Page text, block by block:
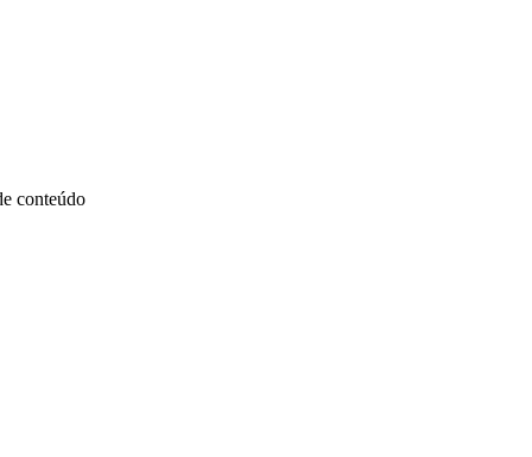
conteúdo